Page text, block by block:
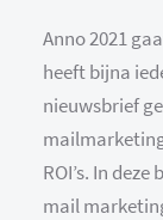
Anno 2021
heeft bijna
nieuwsbrief
ROI’s. In
mail